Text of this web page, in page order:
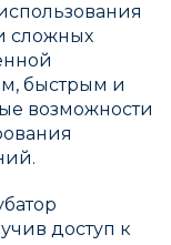
сложных
быстрым и
возможности
доступ к